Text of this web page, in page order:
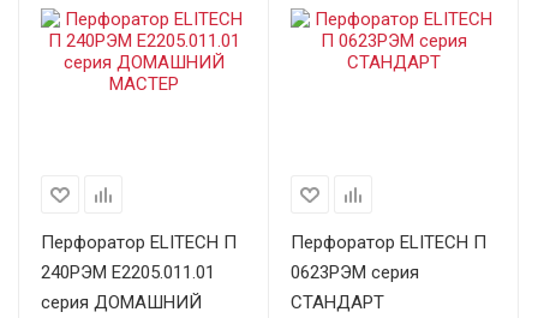
Перфоратор ELITECH П
240РЭМ E2205.011.01
серия ДОМАШНИЙ
Перфоратор ELITECH П
0623РЭМ серия
СТАНДАРТ